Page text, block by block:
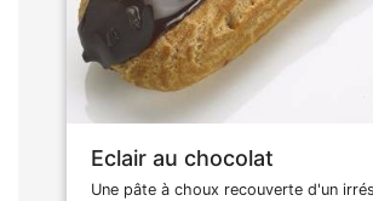
Eclair au chocolat
Une pâte à choux recouverte d'un